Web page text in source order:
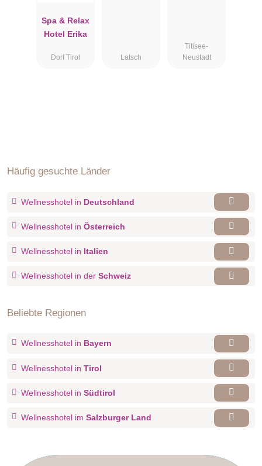
Spa & Relax
Hotel Erika
Dorf Tirol Latsch
Titisee-
Neustadt
Häufig gesuchte Länder
Wellnesshotel in Deutschland
Wellnesshotel in Österreich
Wellnesshotel in Italien
Wellnesshotel in der Schweiz
Beliebte Regionen
Wellnesshotel in Bayern
Wellnesshotel in Tirol
Wellnesshotel in Südtirol
Wellnesshotel im Salzburger Land